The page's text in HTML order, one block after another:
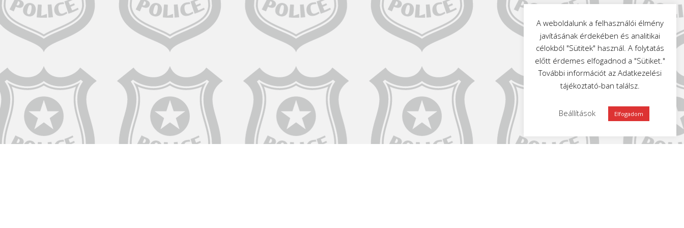
A weboldalunk a felhasználói élmény
javításának érdekében és analitikai
célokból "Sütitek" használ. A folytatás
előtt érdemes elfogadnod a "Sütiket."
További információt az Adatkezelési
tájékoztató-ban találsz.
Beállítások Elfogadom